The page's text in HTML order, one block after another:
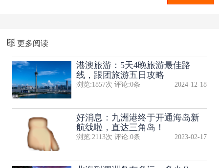
更多阅读
港澳旅游：5天4晚旅游最佳路
线，跟团旅游五日攻略
浏览:1857次 评论:0条 2024-12-18
好消息：九洲港终于开通海岛新
航线啦，直达三角岛！
浏览:2113次 评论:0条 2023-02-17